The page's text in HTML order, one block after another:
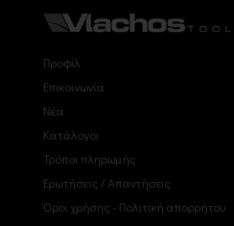
Προφίλ
Επικοινωνία
Νέα
Κατάλογοι
Τρόποι πληρωμής
Ερωτήσεις / Απαντήσεις
Όροι χρήσης - Πολιτική απορρήτου